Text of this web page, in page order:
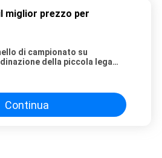
miglior prezzo per
di campionato su
della piccola lega
Continua